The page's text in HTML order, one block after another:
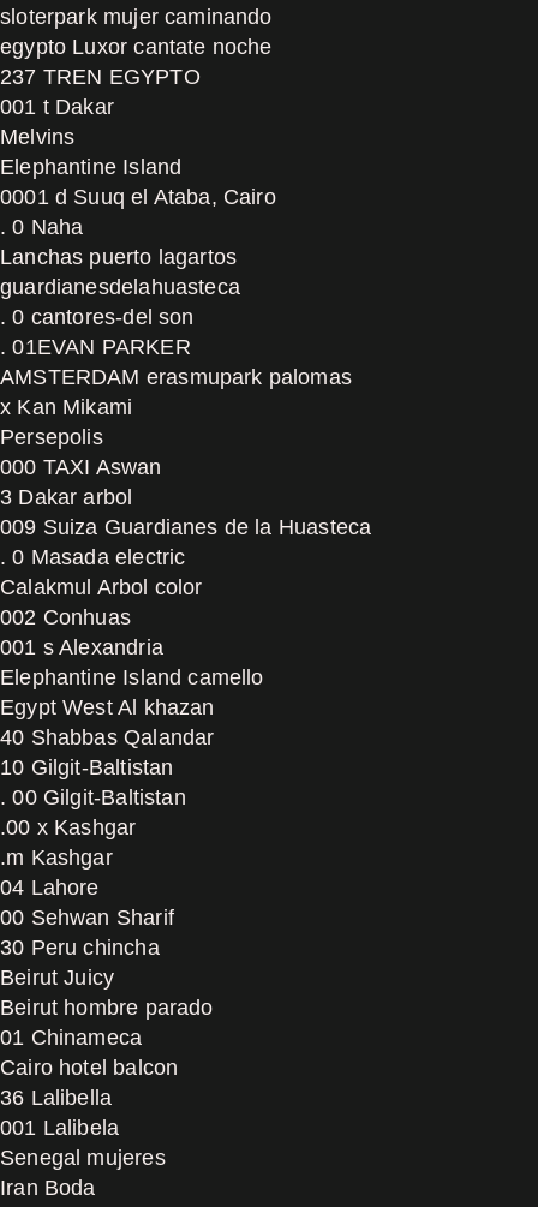
sloterpark mujer caminando
egypto Luxor cantate noche
237 TREN EGYPTO
001 t Dakar
Melvins
Elephantine Island
0001 d Suuq el Ataba, Cairo
. 0 Naha
Lanchas puerto lagartos
guardianesdelahuasteca
. 0 cantores-del son
. 01EVAN PARKER
AMSTERDAM erasmupark palomas
x Kan Mikami
Persepolis
000 TAXI Aswan
3 Dakar arbol
009 Suiza Guardianes de la Huasteca
. 0 Masada electric
Calakmul Arbol color
002 Conhuas
001 s Alexandria
Elephantine Island camello
Egypt West Al khazan
40 Shabbas Qalandar
10 Gilgit-Baltistan
. 00 Gilgit-Baltistan
.00 x Kashgar
.m Kashgar
04 Lahore
00 Sehwan Sharif
30 Peru chincha
Beirut Juicy
Beirut hombre parado
01 Chinameca
Cairo hotel balcon
36 Lalibella
001 Lalibela
Senegal mujeres
Iran Boda